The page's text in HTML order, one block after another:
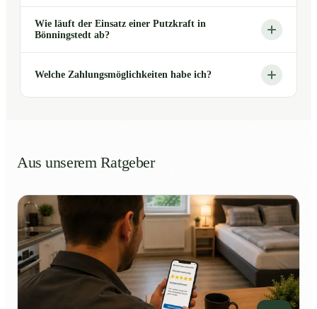
Wie läuft der Einsatz einer Putzkraft in
Bönningstedt ab?
Welche Zahlungsmöglichkeiten habe ich?
Aus unserem Ratgeber